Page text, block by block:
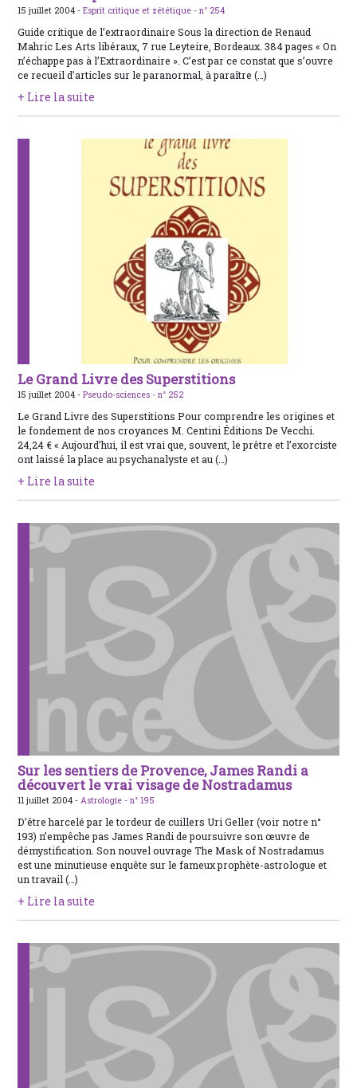
15 juillet 2004 -Esprit critique et zététique -n° 254
Guide critique de l’extraordinaire Sous la direction de Renaud
Mahric Les Arts libéraux, 7 rue Leyteire, Bordeaux. 384 pages « On
n’échappe pas à l’Extraordinaire ». C’est par ce constat que s’ouvre
ce recueil d’articles sur le paranormal, à paraître (…)
+ Lire la suite
Le Grand Livre des Superstitions
15 juillet 2004 -Pseudo-sciences -n° 252
Le Grand Livre des Superstitions Pour comprendre les origines et
le fondement de nos croyances M. Centini Éditions De Vecchi.
24,24 € « Aujourd’hui, il est vrai que, souvent, le prêtre et l’exorciste
ont laissé la place au psychanalyste et au (…)
+ Lire la suite
Sur les sentiers de Provence, James Randi a
découvert le vrai visage de Nostradamus
11 juillet 2004 - Astrologie -n° 195
D’être harcelé par le tordeur de cuillers Uri Geller (voir notre n°
193) n’empêche pas James Randi de poursuivre son œuvre de
démystification. Son nouvel ouvrage The Mask of Nostradamus
est une minutieuse enquête sur le fameux prophète-astrologue et
un travail (…)
+ Lire la suite